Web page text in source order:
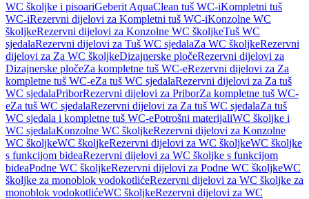
WC školjke i pisoariGeberit AquaClean tuš WC-iKompletni tuš
WC-iRezervni dijelovi za Kompletni tuš WC-iKonzolne WC
školjkeRezervni dijelovi za Konzolne WC školjkeTuš WC
sjedalaRezervni dijelovi za Tuš WC sjedalaZa WC školjkeRezervni
dijelovi za Za WC školjkeDizajnerske pločeRezervni dijelovi za
Dizajnerske pločeZa kompletne tuš WC-eRezervni dijelovi za Za
kompletne tuš WC-eZa tuš WC sjedalaRezervni dijelovi za Za tuš
WC sjedalaPriborRezervni dijelovi za PriborZa kompletne tuš WC-
eZa tuš WC sjedalaRezervni dijelovi za Za tuš WC sjedalaZa tuš
WC sjedala i kompletne tuš WC-ePotrošni materijaliWC školjke i
WC sjedalaKonzolne WC školjkeRezervni dijelovi za Konzolne
WC školjkeWC školjkeRezervni dijelovi za WC školjkeWC školjke
s funkcijom bideaRezervni dijelovi za WC školjke s funkcijom
bideaPodne WC školjkeRezervni dijelovi za Podne WC školjkeWC
školjke za monoblok vodokotlićeRezervni dijelovi za WC školjke za
monoblok vodokotlićeWC školjkeRezervni dijelovi za WC